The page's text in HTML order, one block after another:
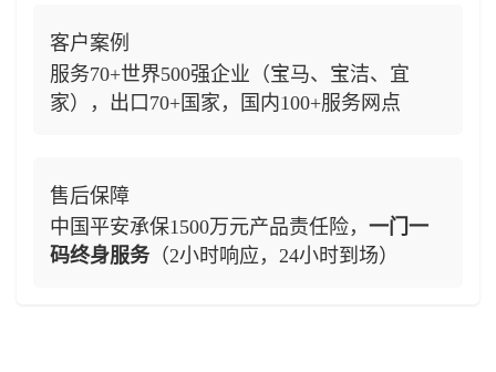
客户案例
服务70+世界500强企业（宝马、宝洁、宜
家），出口70+国家，国内100+服务网点
售后保障
中国平安承保1500万元产品责任险， 一门一
码终身服务（2小时响应，24小时到场）